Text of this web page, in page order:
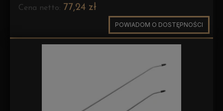
Cena netto: 77,24 zł
POWIADOM O DOSTĘPNOŚCI